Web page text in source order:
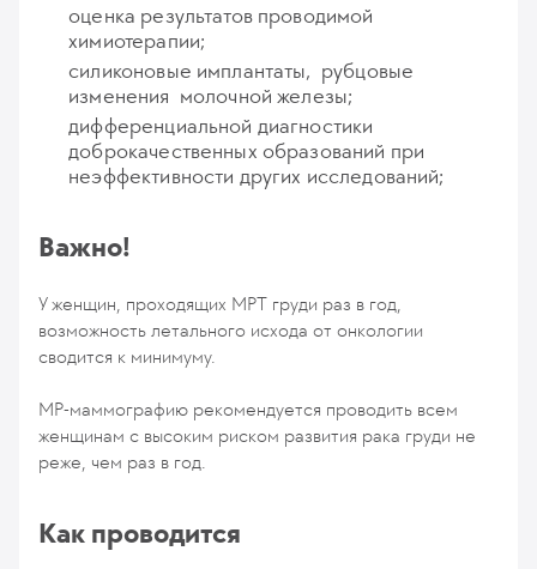
оценка результатов проводимой
химиотерапии;
силиконовые имплантаты, рубцовые
изменения молочной железы;
дифференциальной диагностики
доброкачественных образований при
неэффективности других исследований;
Важно!
У женщин, проходящих МРТ груди раз в год,
возможность летального исхода от онкологии
сводится к минимуму.
МР-маммографию рекомендуется проводить всем
женщинам с высоким риском развития рака груди не
реже, чем раз в год.
Как проводится